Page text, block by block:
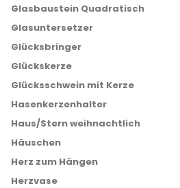
Glasbaustein Quadratisch
Glasuntersetzer
Glücksbringer
Glückskerze
Glücksschwein mit Kerze
Hasenkerzenhalter
Haus/Stern weihnachtlich
Häuschen
Herz zum Hängen
Herzvase